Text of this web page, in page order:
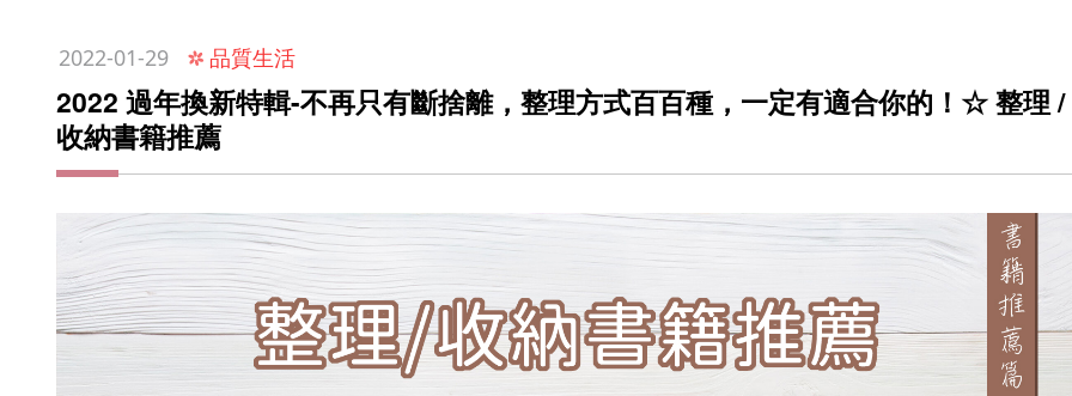
2022-01-29 品質生活
2022 過年換新特輯-不再只有斷捨離，整理方式百百種，一定有適合你的！☆ 整理 /
收納書籍推薦